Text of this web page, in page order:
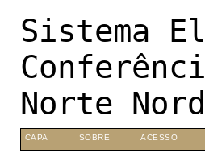
Sistema
Norte
CAPA SOBRE ACESSO